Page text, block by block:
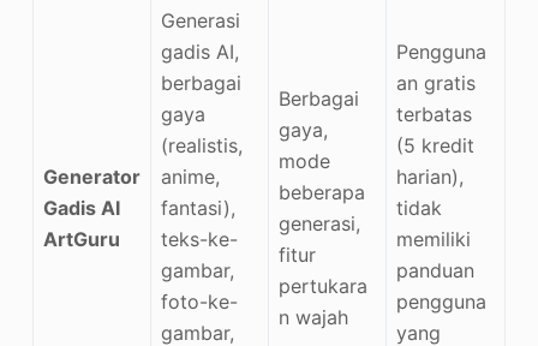
Generator
Gadis AI
ArtGuru
Generasi
gadis AI,
berbagai
gaya
(realistis,
anime,
fantasi),
teks-ke-
gambar,
foto-ke-
gambar,
Berbagai
gaya,
mode
beberapa
generasi,
fitur
pertukara
n wajah
Pengguna
an gratis
terbatas
(5 kredit
harian),
tidak
memiliki
panduan
pengguna
yang